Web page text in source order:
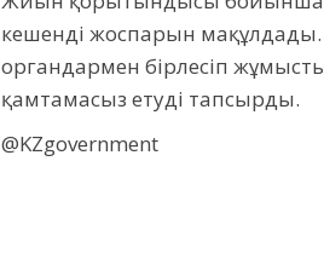
кешенді жоспарын
органдармен бірлесіп
қамтамасыз етуді тапсырды.
@KZgovernment